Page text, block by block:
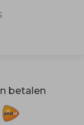
betalen